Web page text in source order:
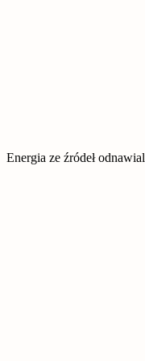
Energia ze źródeł